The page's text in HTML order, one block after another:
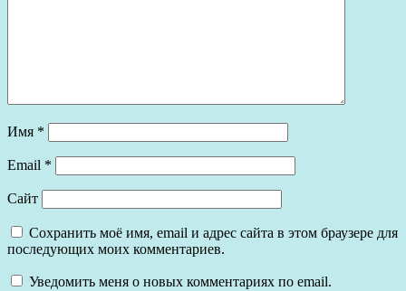
Имя *
Email *
Сайт
Сохранить моё имя, email и адрес сайта в этом браузере для
последующих моих комментариев.
Уведомить меня о новых комментариях по email.